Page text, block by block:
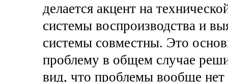
делается акцент на
системы воспроизводства и
системы совместны. Это
проблему в общем случае
вид, что проблемы вообще нет